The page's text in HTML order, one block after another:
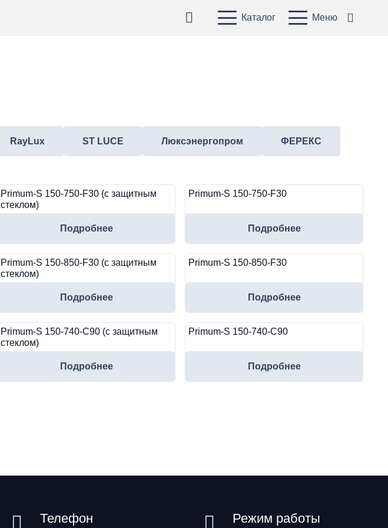
Каталог Меню
RayLux ST LUCE Люксэнергопром ФЕРЕКС
Primum-S 150-750-F30 (с защитным
стеклом)
Подробнее
Primum-S 150-750-F30
Подробнее
Primum-S 150-850-F30 (с защитным
стеклом)
Подробнее
Primum-S 150-850-F30
Подробнее
Primum-S 150-740-C90 (с защитным
стеклом)
Подробнее
Primum-S 150-740-C90
Подробнее
Телефон Режим работы